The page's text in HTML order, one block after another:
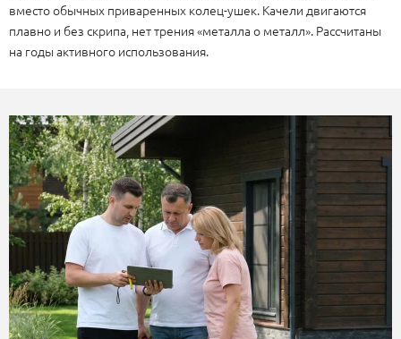
вместо обычных приваренных колец-ушек. Качели двигаются
плавно и без скрипа, нет трения «металла о металл». Рассчитаны
на годы активного использования.